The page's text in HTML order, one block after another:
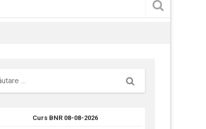
Căutare
Curs BNR 08-08-2026